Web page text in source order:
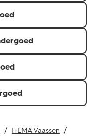
HEMA Vaassen